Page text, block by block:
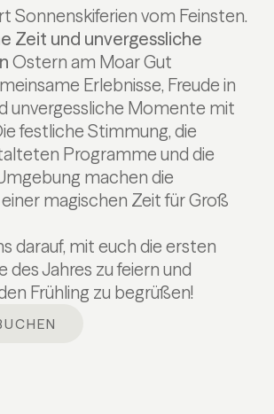
Sonnenskiferien vom Feinsten.
Zeit und unvergessliche
Ostern am Moar Gut
Erlebnisse, Freude in
unvergessliche Momente mit
festliche Stimmung, die
Programme und die
machen die
magischen Zeit für Groß
darauf, mit euch die ersten
des Jahres zu feiern und
Frühling zu begrüßen!